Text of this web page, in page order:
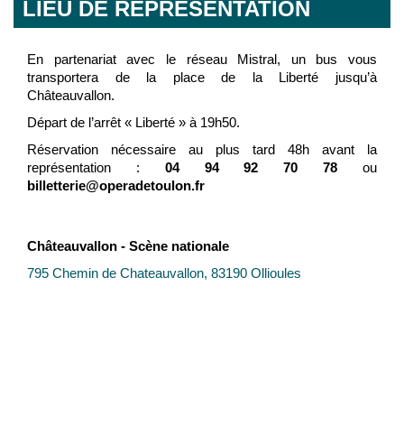
LIEU DE REPRÉSENTATION
En partenariat avec le réseau Mistral, un bus vous
transportera de la place de la Liberté jusqu’à
Châteauvallon.
Départ de l’arrêt « Liberté » à 19h50.
Réservation nécessaire au plus tard 48h avant la
représentation : 04 94 92 70 78ou
billetterie@operadetoulon.fr
Châteauvallon - Scène nationale
795 Chemin de Chateauvallon, 83190 Ollioules